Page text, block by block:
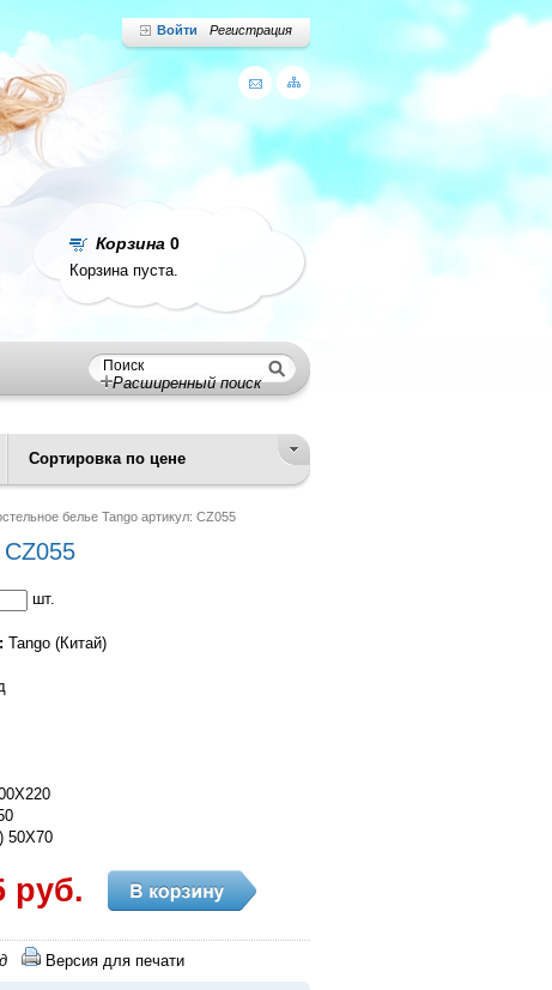
Корзина 0
Корзина пуста.
Войти Регистрация
Расширенный поиск
Сортировка по цене
белье Tango артикул: CZ055
шт.
Tango (Китай)
50X70
руб.
Версия для печати